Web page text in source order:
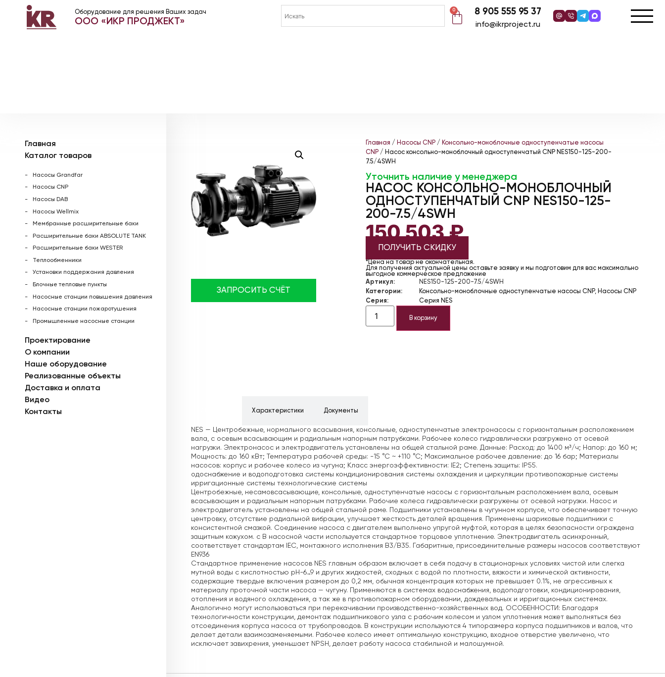
Оборудование для решения Ваших задач
ООО «ИКР ПРОДЖЕКТ»
0 8 905 555 95 37
info@ikrproject.ru
Главная
Каталог товаров
Насосы Grandfar
Насосы CNP
Насосы DAB
Насосы Wellmix
Мембранные расширительные баки
Расширительные баки ABSOLUTE TANK
Расширительные баки WESTER
Теплообменники
Установки поддержания давления
Блочные тепловые пункты
Насосные станции повышения давления
Насосные станции пожаротушения
Промышленные насосные станции
Проектирование
О компании
Наше оборудование
Реализованные объекты
Доставка и оплата
Видео
Контакты
ЗАПРОСИТЬ СЧЁТ
Главная / Насосы CNP/ Консольно-моноблочные одноступенчатые насосы
CNP/ Насос консольно-моноблочный одноступенчатый CNP NES150-125-200-
7.5/4SWH
Уточнить наличие у менеджера
НАСОС КОНСОЛЬНО-МОНОБЛОЧНЫЙ
ОДНОСТУПЕНЧАТЫЙ CNP NES150-125-
200-7.5/4SWH
150 503₽
ПОЛУЧИТЬ СКИДКУ
*Цена на товар не окончательная.
Для получения актуальной цены оставьте заявку и мы подготовим для вас максимально
выгодное коммерческое предложение
Артикул:
NES150-125-200-7.5/4SWH
Категории:
Консольно-моноблочные одноступенчатые насосы CNP, Насосы CNP
Серия:
Серия NES
В корзину
Характеристики Документы
NES — Центробежные, нормального всасывания, консольные, одноступенчатые электронасосы с горизонтальным расположением
вала, с осевым всасывающим и радиальным напорным патрубками. Рабочее колесо гидравлически разгружено от осевой
нагрузки. Электронасос и электродвигатель установлены на общей стальной раме. Данные: Расход: до 1400 м³/ч; Напор: до 160 м;
Мощность: до 160 кВт; Температура рабочей среды: -15 °С ~ +110 °С; Максимальное рабочее давление: до 16 бар; Материалы
насосов: корпус и рабочее колесо из чугуна; Класс энергоэффективности: IE2; Степень защиты: IP55.
одоснабжение и водоподготовка системы кондиционирования системы охлаждения и циркуляции противопожарные системы
ирригационные системы технологические системы
Центробежные, несамовсасывающие, консольные, одноступенчатые насосы с горизонтальным расположением вала, осевым
всасывающим и радиальным напорным патрубками. Рабочие колеса гидравлически разгружены от осевой нагрузки. Насос и
электродвигатель установлены на общей стальной раме. Подшипники установлены в чугунном корпусе, что обеспечивает точную
центровку, отсутствие радиальной вибрации, улучшает жесткость деталей вращения. Применены шариковые подшипники с
консистентной смазкой. Соединение насоса с двигателем выполнено упругой муфтой, которая в целях безопасности ограждена
защитным кожухом. c В насосной части используется стандартное торцовое уплотнение. Электродвигатель асинхронный,
соответствует стандартам IEC, монтажного исполнения B3/В35. Габаритные, присоединительные размеры насосов соответствуют
EN936
Стандартное применение насосов NES главным образом включает в себя подачу в стационарных условиях чистой или слегка
мутной воды с кислотностью pH-6…9 и других жидкостей, сходных с водой по плотности, вязкости и химической активности,
содержащие твердые включения размером до 0,2 мм, обычная концентрация которых не превышает 0.1%, не агрессивных к
материалу проточной части насоса — чугуну. Применяются в системах водоснабжения, водоподготовки, кондиционирования,
отопления и водяного охлаждения, а так же в противопожарном оборудовании, дождевальных и ирригационных системах.
Аналогично могут использоваться при перекачивании производственно-хозяйственных вод. ОСОБЕННОСТИ: Благодаря
технологичности конструкции, демонтаж подшипникового узла с рабочим колесом и узлом уплотнения может выполняться без
отсоединения корпуса насоса от трубопроводов. В конструкции используются 4 типоразмера корпуса подшипников и валов, что
делает детали взаимозаменяемыми. Рабочее колесо имеет оптимальную конструкцию, входное отверстие увеличено, что
исключает завихрения, уменьшает NPSH, делает работу насоса стабильной и малошумной.